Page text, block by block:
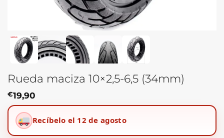
Rueda maciza 10×2,5-6,5 (34mm)
€19,90
Recíbelo el 12 de agosto